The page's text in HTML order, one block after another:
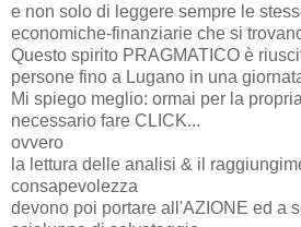
e non solo di leggere sempre le
economiche-finanziarie che si
Questo spirito PRAGMATICO è
persone fino a Lugano in una
Mi spiego meglio: ormai per la
necessario fare CLICK...
ovvero
la lettura delle analisi & il
consapevolezza
devono poi portare all'AZIONE ed a